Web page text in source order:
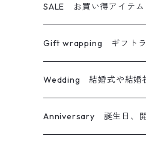
アロマワックスサシェ
ティーライトキャンドル
アロマディフューザー
オイルランプ
ハーバリウムディフュー
キャンドル＆ブーケ
キャンドル＆リース
キャンドル＆サシェ＆ブ
キャンドル＆ホルダー＆
ハーバリウム
ハーバリウムペン
フレームアレンジ
リース
SALE お買い得アイテム
Gift wrapping ギフトラ
Wedding 結婚式や結婚
メッセージ入りキャンド
Anniversary 誕生日、開